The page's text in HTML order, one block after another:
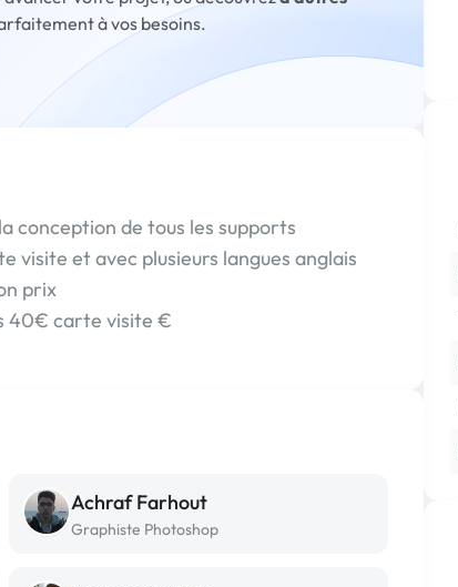
à vos besoins.
conception de tous les supports
visite et avec plusieurs langues anglais
prix
40€ carte visite €
Achraf Farhout
Graphiste Photoshop